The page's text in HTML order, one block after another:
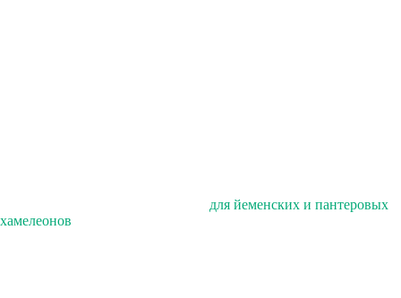
для йеменских и пантеровых
хамелеонов